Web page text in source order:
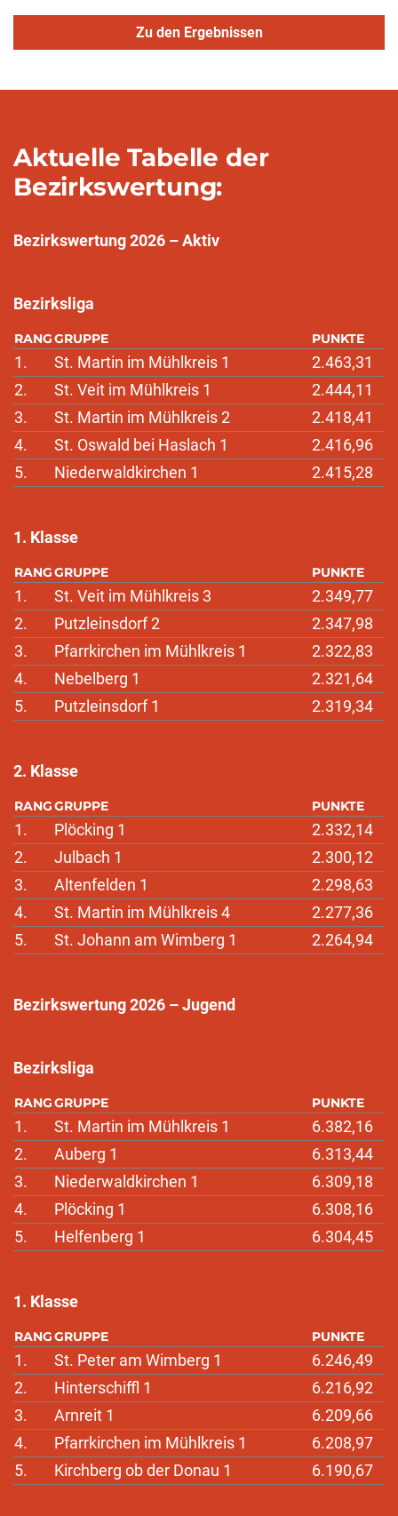
Zu den Ergebnissen
Aktuelle Tabelle der
Bezirkswertung:
Bezirkswertung 2026 – Aktiv
Bezirksliga
RANGGRUPPE PUNKTE
1. St. Martin im Mühlkreis 1
2.463,31
2.
St. Veit im Mühlkreis 1
2.444,11
3.
St. Martin im Mühlkreis 2
2.418,41
4.
St. Oswald bei Haslach 1
2.416,96
5.
Niederwaldkirchen 1 2.415,28
1. Klasse
RANGGRUPPE PUNKTE
1. St. Veit im Mühlkreis 3
2.349,77
2.
Putzleinsdorf 2
2.347,98
3.
Pfarrkirchen im Mühlkreis 1
2.322,83
4.
Nebelberg 1
2.321,64
5.
Putzleinsdorf 1 2.319,34
2. Klasse
RANGGRUPPE PUNKTE
1. Plöcking 1
2.332,14
2.
Julbach 1
2.300,12
3.
Altenfelden 1
2.298,63
4.
St. Martin im Mühlkreis 4
2.277,36
5.
St. Johann am Wimberg 1 2.264,94
Bezirkswertung 2026 – Jugend
Bezirksliga
RANGGRUPPE PUNKTE
1. St. Martin im Mühlkreis 1
6.382,16
2.
Auberg 1
6.313,44
3.
Niederwaldkirchen 1
6.309,18
4.
Plöcking 1
6.308,16
5.
Helfenberg 1 6.304,45
1. Klasse
RANGGRUPPE PUNKTE
1. St. Peter am Wimberg 1
6.246,49
2.
Hinterschiffl 1
6.216,92
3.
Arnreit 1
6.209,66
4.
Pfarrkirchen im Mühlkreis 1
6.208,97
5.
Kirchberg ob der Donau 1 6.190,67